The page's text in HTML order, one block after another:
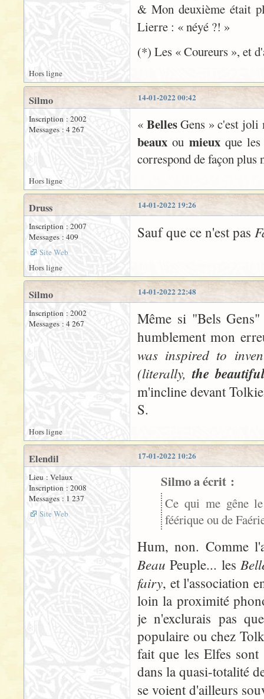
& Mon deuxième était
Lierre : « néyé ?! »
(*) Les « Coureurs », et
Hors ligne
14-01-2022 00:42
Silmo
Inscription : 2002
Messages : 4 267
« BellesGens » c'est joli
beauxou mieuxque
correspond de façon
Hors ligne
14-01-2022 19:26
Druss
Inscription : 2007
Messages : 409
Site Web
Sauf que ce n'est pas
Hors ligne
14-01-2022 22:48
Silmo
Inscription : 2002
Messages : 4 267
Même si "Bels
humblement mon
was inspired to
(literally,the
m'incline devant
S.
Hors ligne
17-01-2022 10:26
Elendil
Lieu : Velaux
Inscription : 2008
Messages : 1 237
Site Web
Silmo a écrit :
Ce qui me gêne
féérique ou de
Hum, non. Comme
Beau Peuple... les
fairy, et l'association
loin la proximité
je n'exclurais pas
populaire ou chez
fait que les Elfes
dans la quasi-totalité
se voient d'ailleurs